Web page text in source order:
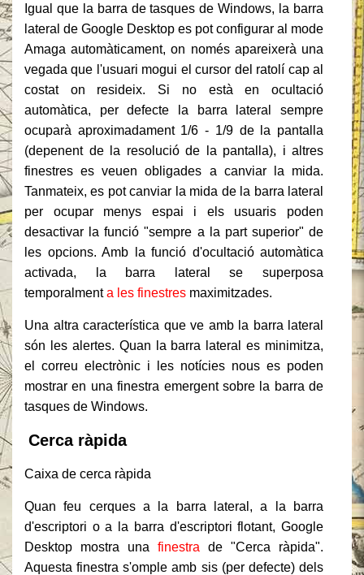
Igual que la barra de tasques de Windows, la barra
lateral de Google Desktop es pot configurar al mode
Amaga automàticament, on només apareixerà una
vegada que l'usuari mogui el cursor del ratolí cap al
costat on resideix. Si no està en ocultació
automàtica, per defecte la barra lateral sempre
ocuparà aproximadament 1/6 - 1/9 de la pantalla
(depenent de la resolució de la pantalla), i altres
finestres es veuen obligades a canviar la mida.
Tanmateix, es pot canviar la mida de la barra lateral
per ocupar menys espai i els usuaris poden
desactivar la funció "sempre a la part superior" de
les opcions. Amb la funció d'ocultació automàtica
activada, la barra lateral se superposa
temporalmenta les finestres maximitzades.
Una altra característica que ve amb la barra lateral
són les alertes. Quan la barra lateral es minimitza,
el correu electrònic i les notícies nous es poden
mostrar en una finestra emergent sobre la barra de
tasques de Windows.
Cerca ràpida
Caixa de cerca ràpida
Quan feu cerques a la barra lateral, a la barra
d'escriptori o a la barra d'escriptori flotant, Google
Desktop mostra una finestra de "Cerca ràpida".
Aquesta finestra s'omple amb sis (per defecte) dels